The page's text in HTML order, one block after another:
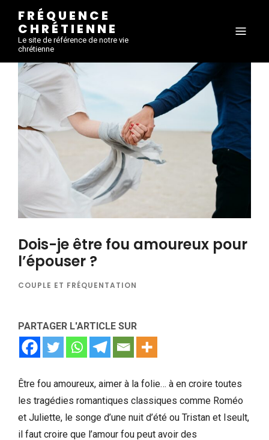
FRÉQUENCE
CHRÉTIENNE
Le site de référence de notre vie
chrétienne
Dois-je être fou amoureux pour
l’épouser ?
COUPLE ET FRÉQUENTATION
PARTAGER L'ARTICLE SUR
Être fou amoureux, aimer à la folie… à en croire toutes
les tragédies romantiques classiques comme Roméo
et Juliette, le songe d’une nuit d’été ou Tristan et Iseult,
il faut croire que l’amour fou peut avoir des